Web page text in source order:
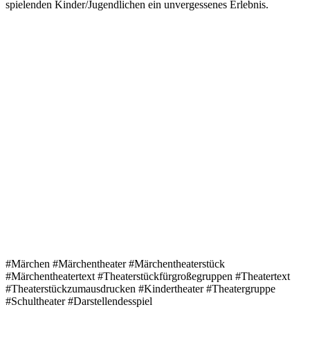
spielenden Kinder/Jugendlichen ein unvergessenes Erlebnis.
#Märchen #Märchentheater #Märchentheaterstück
#Märchentheatertext #Theaterstückfürgroßegruppen #Theatertext
#Theaterstückzumausdrucken #Kindertheater #Theatergruppe
#Schultheater #Darstellendesspiel